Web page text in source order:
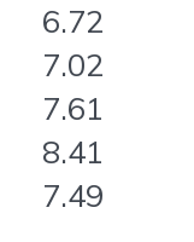
6.72
7.02
7.61
8.41
7.49